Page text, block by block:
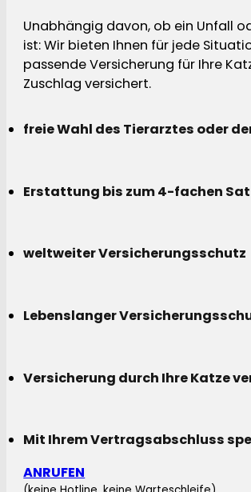
Unabhängig davon, ob ein Unfall
ist: Wir bieten Ihnen für jede
passende Versicherung für Ihre
Zuschlag versichert.
freie Wahl des Tierarztes oder
Erstattung bis zum 4-fachen
weltweiter Versicherungsschutz
Lebenslanger
Versicherung durch Ihre Katze
Mit Ihrem Vertragsabschluss
ANRUFEN